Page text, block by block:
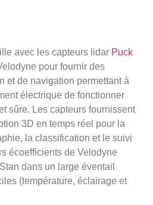
avec les capteurs lidar Puck
pour fournir des
et de navigation permettant à
électrique de fonctionner
sûre. Les capteurs fournissent
3D en temps réel pour la
la classification et le suivi
écoefficients de Velodyne
dans un large éventail
(température, éclairage et